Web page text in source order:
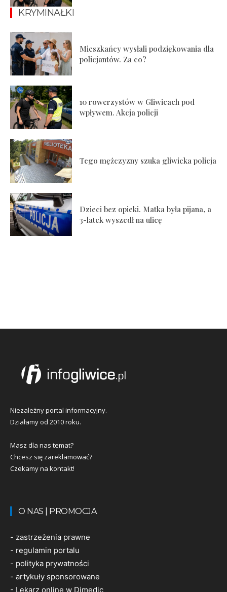
KRYMINAŁKI
Mieszkańcy wysłali podziękowania dla
policjantów. Za co?
10 rowerzystów w Gliwicach pod
wpływem. Akcja policji
Tego mężczyzny szuka gliwicka policja
Dzieci bez opieki. Matka była pijana, a
3-latek wyszedł na ulicę
Niezależny portal informacyjny.
Działamy od 2010 roku.
Masz dla nas temat?
Chcesz się zareklamować?
Czekamy na kontakt!
O NAS | PROMOCJA
- zastrzeżenia prawne
- regulamin portalu
- polityka prywatności
- artykuły sponsorowane
- Lekarz online w Dimedic